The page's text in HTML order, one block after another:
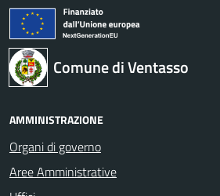
Comune di Ventasso
AMMINISTRAZIONE
Organi di governo
Aree Amministrative